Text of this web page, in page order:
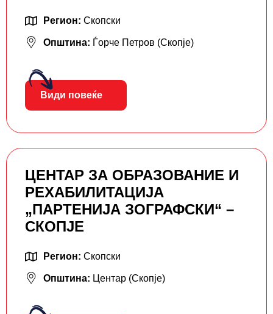
Регион: Скопски
Општина: Ѓорче Петров (Скопје)
Види повеќе
ЦЕНТАР ЗА ОБРАЗОВАНИЕ И
РЕХАБИЛИТАЦИЈА
„ПАРТЕНИЈА ЗОГРАФСКИ“ –
СКОПЈЕ
Регион: Скопски
Општина: Центар (Скопје)